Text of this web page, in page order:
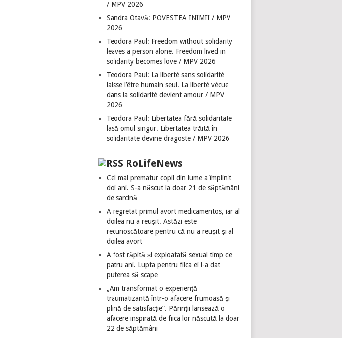
/ MPV 2026
Sandra Otavă: POVESTEA INIMII / MPV
2026
Teodora Paul: Freedom without solidarity
leaves a person alone. Freedom lived in
solidarity becomes love / MPV 2026
Teodora Paul: La liberté sans solidarité
laisse l’être humain seul. La liberté vécue
dans la solidarité devient amour / MPV
2026
Teodora Paul: Libertatea fără solidaritate
lasă omul singur. Libertatea trăită în
solidaritate devine dragoste / MPV 2026
RoLifeNews
Cel mai prematur copil din lume a împlinit
doi ani. S-a născut la doar 21 de săptămâni
de sarcină
A regretat primul avort medicamentos, iar al
doilea nu a reușit. Astăzi este
recunoscătoare pentru că nu a reușit și al
doilea avort
A fost răpită și exploatată sexual timp de
patru ani. Lupta pentru fiica ei i-a dat
puterea să scape
„Am transformat o experiență
traumatizantă într-o afacere frumoasă și
plină de satisfacție”. Părinții lansează o
afacere inspirată de fiica lor născută la doar
22 de săptămâni